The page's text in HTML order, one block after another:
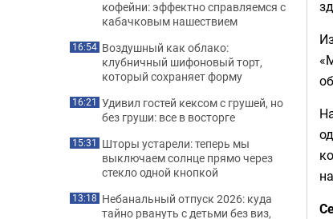
кофейни: эффектно справляемся с
кабачковым нашествием
16:54 Воздушный как облако:
клубничный шифоновый торт,
который сохраняет форму
16:21 Удивил гостей кексом с грушей, но
без груши: все в восторге
15:31 Шторы устарели: теперь мы
выключаем солнце прямо через
стекло одной кнопкой
13:18 Небанальный отпуск 2026: куда
тайно рвануть с детьми без виз,